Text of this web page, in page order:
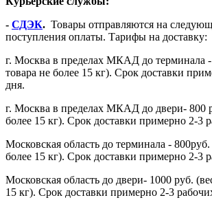
- СДЭК. Товары отправляются на
поступления оплаты. Тарифы на доставку:
г. Москва в пределах МКАД до терминала -
товара не более 15 кг). Срок доставки
дня.
г. Москва в пределах МКАД до двери- 800
более 15 кг). Срок доставки примерно 2-3
Московская область до терминала - 800руб.
более 15 кг). Срок доставки примерно 2-3
Московская область до двери- 1000 руб.
15 кг). Срок доставки примерно 2-3